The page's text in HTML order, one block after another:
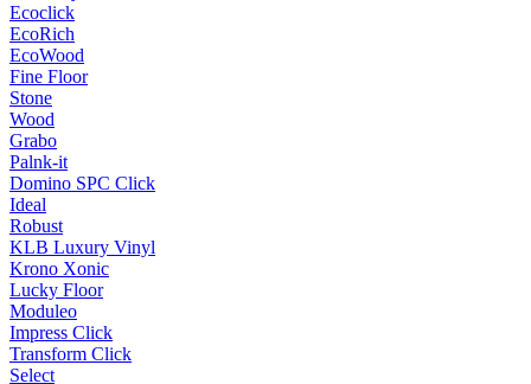
Ecoclick
EcoRich
EcoWood
Fine Floor
Stone
Wood
Grabo
Palnk-it
Domino SPC Click
Ideal
Robust
KLB Luxury Vinyl
Krono Xonic
Lucky Floor
Moduleo
Impress Click
Transform Click
Select